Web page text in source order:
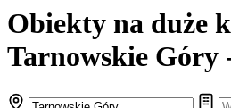
Obiekty na duże
Tarnowskie Góry